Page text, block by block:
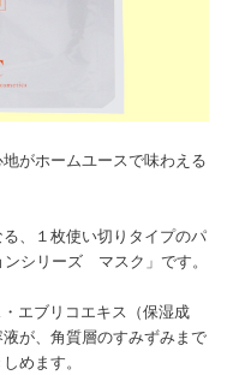
がホームユースで味わえる
、１枚使い切りタイプのパ
シリーズ マスク」です。
エブリコエキス（保湿成
が、角質層のすみずみまで
めます。